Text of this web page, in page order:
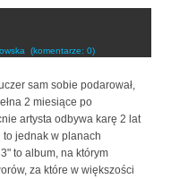
(komentarze: 0)
sam sobie podarował,
2 miesiące po
artysta odbywa karę 2 lat
jednak w planach
to album, na którym
za które w większości